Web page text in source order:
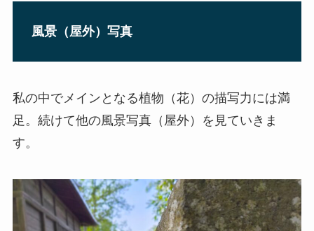
風景（屋外）写真
私の中でメインとなる植物（花）の描写力には満
足。続けて他の風景写真（屋外）を見ていきま
す。